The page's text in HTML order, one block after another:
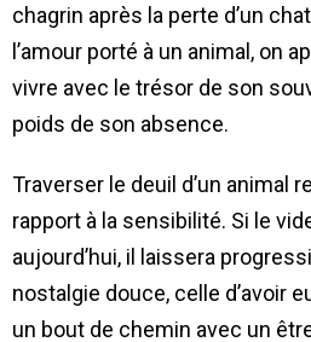
chagrin après la perte d’un
l’amour porté à un animal, on
vivre avec le trésor de son
poids de son absence.
Traverser le deuil d’un animal
rapport à la sensibilité. Si le
aujourd’hui, il laissera
nostalgie douce, celle d’avoir
un bout de chemin avec un